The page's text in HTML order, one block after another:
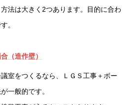
法は大きく2つあります。目的に合わ
。
（造作壁）
室をつくるなら、ＬＧＳ工事＋ボー
一般的です。